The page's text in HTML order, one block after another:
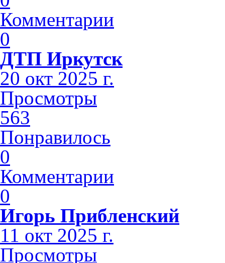
Комментарии
0
ДТП Иркутск
20 окт 2025 г.
Просмотры
563
Понравилось
0
Комментарии
0
Игорь Прибленский
11 окт 2025 г.
Просмотры